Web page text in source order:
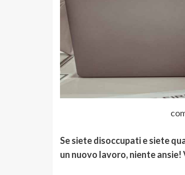
Se siete disoccupati e siete
un nuovo lavoro, niente ansie!